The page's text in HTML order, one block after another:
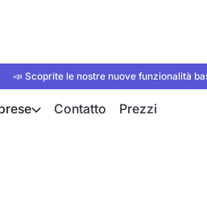
📣 Scoprite le nostre nuove funzionalità
Contatto Prezzi